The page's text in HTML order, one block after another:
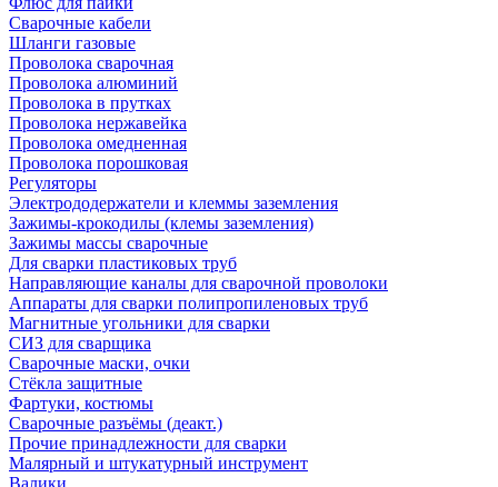
Сварочные кабели
Шланги газовые
Проволока сварочная
Проволока алюминий
Проволока в прутках
Проволока нержавейка
Проволока омедненная
Проволока порошковая
Регуляторы
Электрододержатели и клеммы заземления
Зажимы-крокодилы (клемы заземления)
Зажимы массы сварочные
Для сварки пластиковых труб
Направляющие каналы для сварочной проволоки
Аппараты для сварки полипропиленовых труб
Магнитные угольники для сварки
СИЗ для сварщика
Сварочные маски, очки
Стёкла защитные
Фартуки, костюмы
Сварочные разъёмы (деакт.)
Прочие принадлежности для сварки
Малярный и штукатурный инструмент
Валики